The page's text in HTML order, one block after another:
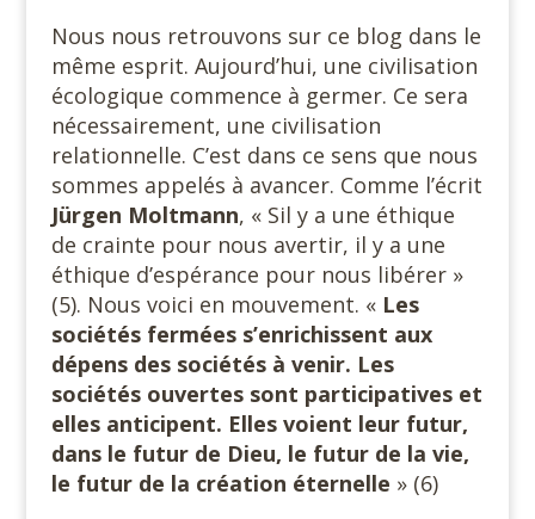
Nous nous retrouvons sur ce blog dans le
même esprit. Aujourd’hui, une civilisation
écologique commence à germer. Ce sera
nécessairement, une civilisation
relationnelle. C’est dans ce sens que nous
sommes appelés à avancer. Comme l’écrit
Jürgen Moltmann, « Sil y a une éthique
de crainte pour nous avertir, il y a une
éthique d’espérance pour nous libérer »
(5). Nous voici en mouvement. « Les
sociétés fermées s’enrichissent aux
dépens des sociétés à venir. Les
sociétés ouvertes sont participatives et
elles anticipent. Elles voient leur futur,
dans le futur de Dieu, le futur de la vie,
le futur de la création éternelle » (6)